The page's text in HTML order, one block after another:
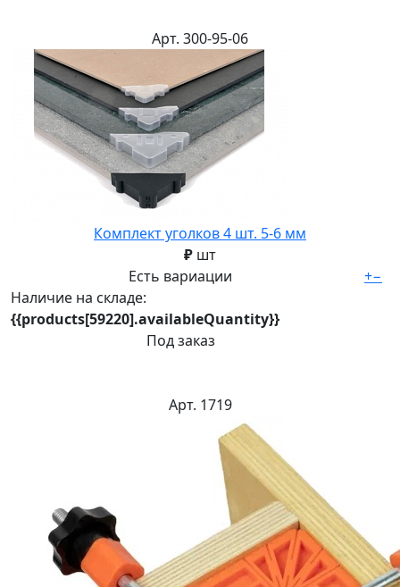
Арт. 300-95-06
Комплект уголков 4 шт. 5-6 мм
₽ шт
Есть вариации
Наличие на складе:
{{products[59220].availableQuantity}}
Под заказ
+−
Арт. 1719